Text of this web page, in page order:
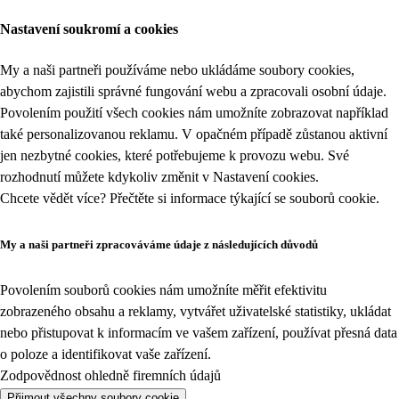
Nastavení soukromí a cookies
My a naši partneři používáme nebo ukládáme soubory cookies,
abychom zajistili správné fungování webu a zpracovali osobní údaje.
Povolením použití všech cookies nám umožníte zobrazovat například
také personalizovanou reklamu. V opačném případě zůstanou aktivní
jen nezbytné cookies, které potřebujeme k provozu webu. Své
rozhodnutí můžete kdykoliv změnit v Nastavení cookies.
Chcete vědět více? Přečtěte si informace týkající se souborů cookie.
My a naši partneři zpracováváme údaje z následujících důvodů
Povolením souborů cookies nám umožníte měřit efektivitu
zobrazeného obsahu a reklamy, vytvářet uživatelské statistiky, ukládat
nebo přistupovat k informacím ve vašem zařízení, používat přesná data
o poloze a identifikovat vaše zařízení.
Zodpovědnost ohledně firemních údajů